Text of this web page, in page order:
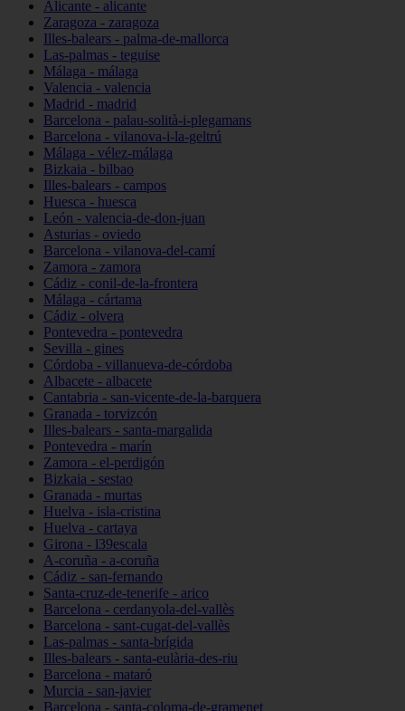
Alicante - alicante
Zaragoza - zaragoza
Illes-balears - palma-de-mallorca
Las-palmas - teguise
Málaga - málaga
Valencia - valencia
Madrid - madrid
Barcelona - palau-solità-i-plegamans
Barcelona - vilanova-i-la-geltrú
Málaga - vélez-málaga
Bizkaia - bilbao
Illes-balears - campos
Huesca - huesca
León - valencia-de-don-juan
Asturias - oviedo
Barcelona - vilanova-del-camí
Zamora - zamora
Cádiz - conil-de-la-frontera
Málaga - cártama
Cádiz - olvera
Pontevedra - pontevedra
Sevilla - gines
Córdoba - villanueva-de-córdoba
Albacete - albacete
Cantabria - san-vicente-de-la-barquera
Granada - torvizcón
Illes-balears - santa-margalida
Pontevedra - marín
Zamora - el-perdigón
Bizkaia - sestao
Granada - murtas
Huelva - isla-cristina
Huelva - cartaya
Girona - l39escala
A-coruña - a-coruña
Cádiz - san-fernando
Santa-cruz-de-tenerife - arico
Barcelona - cerdanyola-del-vallès
Barcelona - sant-cugat-del-vallès
Las-palmas - santa-brígida
Illes-balears - santa-eulària-des-riu
Barcelona - mataró
Murcia - san-javier
Barcelona - santa-coloma-de-gramenet